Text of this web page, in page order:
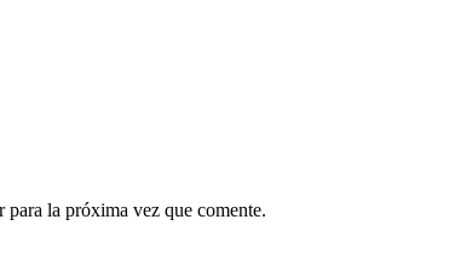
la próxima vez que comente.